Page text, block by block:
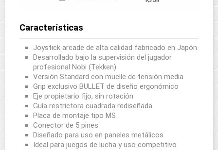
Características
Joystick arcade de alta calidad fabricado en Japón
Desarrollado bajo la supervisión del jugador
profesional Nobi (Tekken)
Versión Standard con muelle de tensión media
Grip exclusivo BULLET de diseño ergonómico
Eje propietario fijo, sin rotación
Guía restrictora cuadrada rediseñada
Placa de montaje tipo MS
Conector de 5 pines
Diseñado para uso en paneles metálicos
Ideal para juegos de lucha y uso competitivo